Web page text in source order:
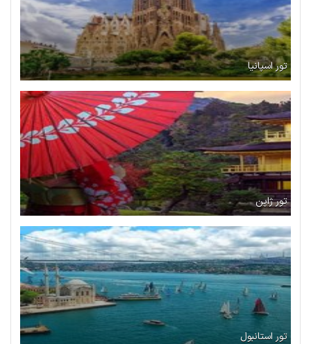
تور اسپانیا
تور ژاپن
تور استانبول